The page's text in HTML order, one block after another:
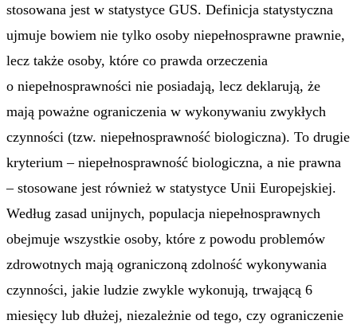
stosowana jest w statystyce GUS. Definicja statystyczna
ujmuje bowiem nie tylko osoby niepełnosprawne prawnie,
lecz także osoby, które co prawda orzeczenia
o niepełnosprawności nie posiadają, lecz deklarują, że
mają poważne ograniczenia w wykonywaniu zwykłych
czynności (tzw. niepełnosprawność biologiczna). To drugie
kryterium – niepełnosprawność biologiczna, a nie prawna
– stosowane jest również w statystyce Unii Europejskiej.
Według zasad unijnych, populacja niepełnosprawnych
obejmuje wszystkie osoby, które z powodu problemów
zdrowotnych mają ograniczoną zdolność wykonywania
czynności, jakie ludzie zwykle wykonują, trwającą 6
miesięcy lub dłużej, niezależnie od tego, czy ograniczenie